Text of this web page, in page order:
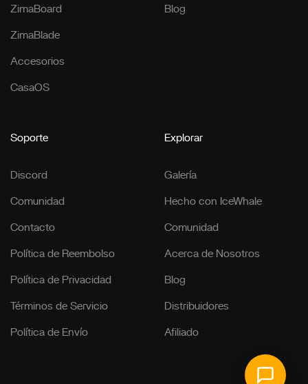
ZimaBoard
ZimaBlade
Accesorios
CasaOS
Blog
Soporte
Discord
Comunidad
Contacto
Política de Reembolso
Política de Privacidad
Términos de Servicio
Política de Envío
Explorar
Galería
Hecho con IceWhale
Comunidad
Acerca de Nosotros
Blog
Distribuidores
Afiliado